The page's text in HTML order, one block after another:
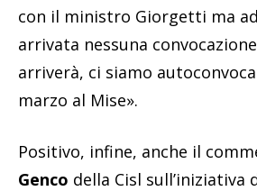
con il ministro Giorgetti ma
arrivata nessuna
arriverà, ci siamo
marzo al Mise».
Positivo, infine, anche il
Genco della Cisl sull’iniziativa